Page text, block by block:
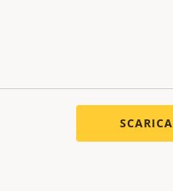
SCARICA